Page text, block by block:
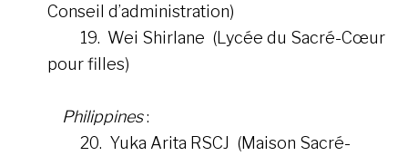
Conseil d’administration)
19. Wei Shirlane (Lycée du Sacré-Cœur
pour filles)
Philippines:
20. Yuka Arita RSCJ (Maison Sacré-